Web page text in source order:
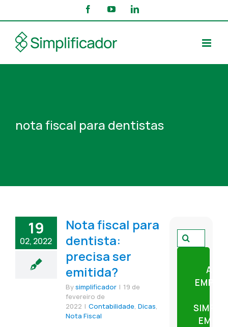
FacebookYouTubeLinkedIn
nota fiscal para dentistas
19
02, 2022
Nota fiscal para
dentista:
precisa ser
emitida?
Bysimplificador | 19 de
fevereiro de
2022 | Contabilidade, Dicas,
Nota Fiscal
Pesquisar
por:
EM